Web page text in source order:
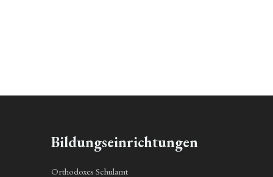
Bildungseinrichtungen
Orthodoxes Schulamt